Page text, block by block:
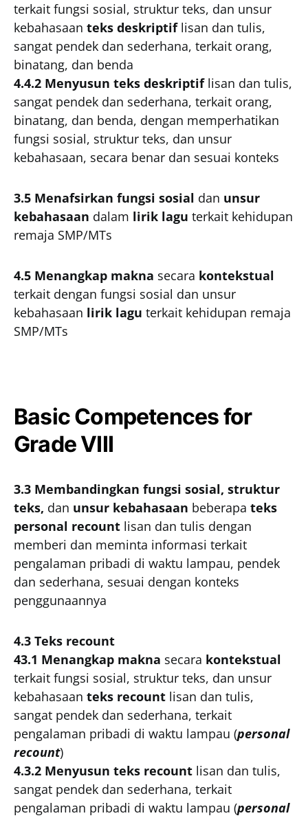
terkait fungsi sosial, struktur teks, dan unsur
kebahasaan teks deskriptiflisan dan tulis,
sangat pendek dan sederhana, terkait orang,
binatang, dan benda
4.4.2 Menyusun teks deskriptiflisan dan tulis,
sangat pendek dan sederhana, terkait orang,
binatang, dan benda, dengan memperhatikan
fungsi sosial, struktur teks, dan unsur
kebahasaan, secara benar dan sesuai konteks
3.5 Menafsirkan fungsi sosial dan unsur
kebahasaan dalam lirik lagu terkait kehidupan
remaja SMP/MTs
4.5 Menangkap makna secara kontekstual
terkait dengan fungsi sosial dan unsur
kebahasaan lirik lagu terkait kehidupan remaja
SMP/MTs
Basic Competences for
Grade VIII
3.3 Membandingkan fungsi sosial, struktur
teks, dan unsur kebahasaan beberapa teks
personal recount lisan dan tulis dengan
memberi dan meminta informasi terkait
pengalaman pribadi di waktu lampau, pendek
dan sederhana, sesuai dengan konteks
penggunaannya
4.3 Teks recount
43.1 Menangkap makna secara kontekstual
terkait fungsi sosial, struktur teks, dan unsur
kebahasaan teks recount lisan dan tulis,
sangat pendek dan sederhana, terkait
pengalaman pribadi di waktu lampau (personal
recount)
4.3.2 Menyusun teks recount lisan dan tulis,
sangat pendek dan sederhana, terkait
pengalaman pribadi di waktu lampau (personal